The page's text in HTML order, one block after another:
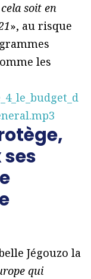
soit en
», au risque
les
Jégouzo la
qui